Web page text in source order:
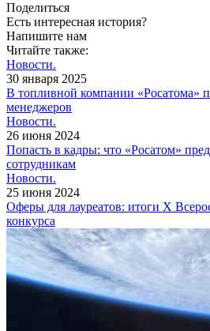
Поделиться
Есть интересная история?
Напишите нам
Читайте также:
Новости.
30 января 2025
В топливной компании «Росатома»
менеджеров
Новости.
26 июня 2024
Попасть в кадры: что «Росатом»
сотрудникам
Новости.
25 июня 2024
Оферы для лауреатов: итоги X
конкурса